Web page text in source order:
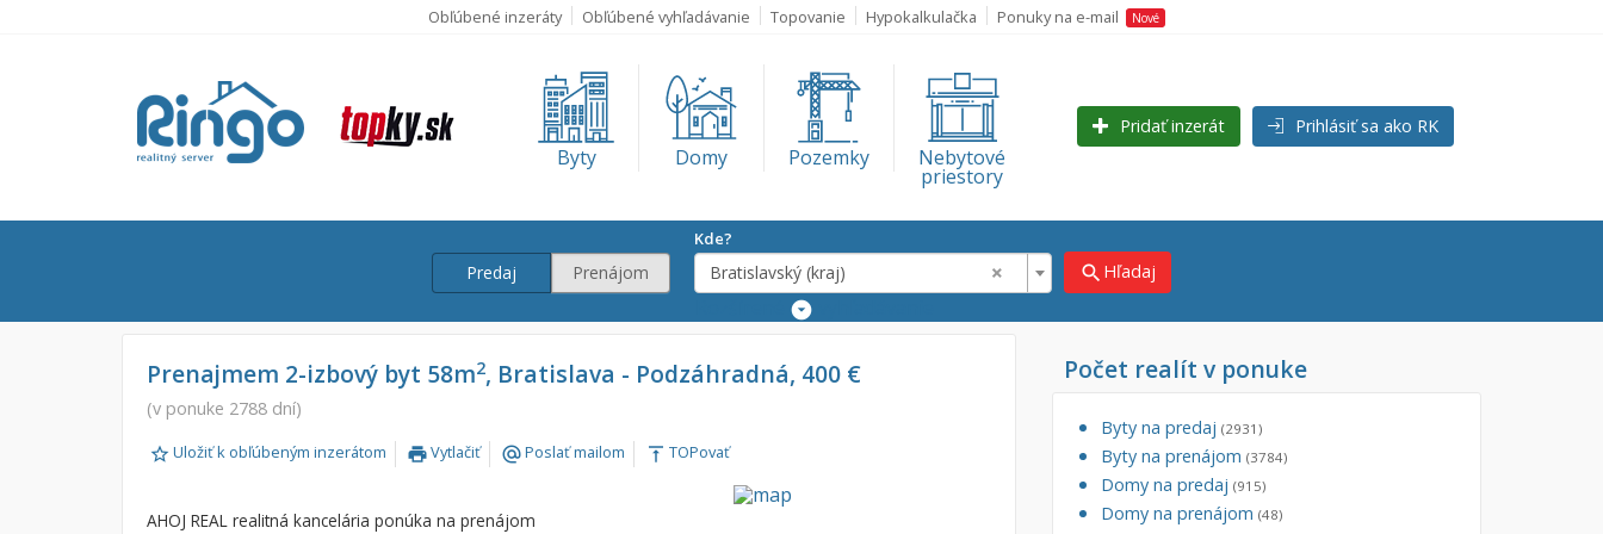
Obľúbené inzeráty Obľúbené vyhľadávanie Topovanie Hypokalkulačka Ponuky na e-mail Nové
Byty Domy Pozemky Nebytové
priestory
Pridať inzerát Prihlásiť sa ako RK
Predaj Prenájom
Kde?
×
Bratislavský (kraj) search Hľadaj
Predaj
Prenájom
Prenajmem 2-izbový byt 58m2, Bratislava - Podzáhradná, 400 €
(v ponuke 2788 dní)
Uložiť k obľúbeným inzerátom printVytlačiť alternate_emailPoslať mailom vertical_align_top TOPovať
AHOJ REAL realitná kancelária ponúka na prenájom
Počet realít v ponuke
Byty na predaj (2931)
Byty na prenájom (3784)
Domy na predaj (915)
Domy na prenájom (48)